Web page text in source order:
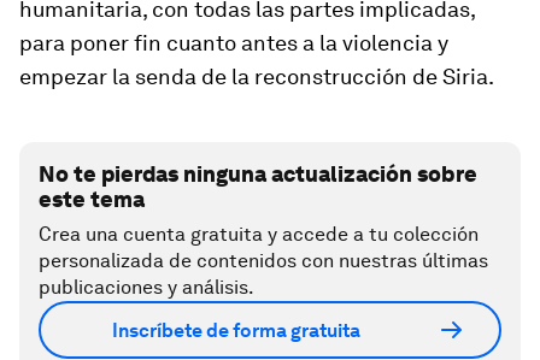
humanitaria, con todas las partes implicadas,
para poner fin cuanto antes a la violencia y
empezar la senda de la reconstrucción de Siria.
No te pierdas ninguna actualización sobre
este tema
Crea una cuenta gratuita y accede a tu colección
personalizada de contenidos con nuestras últimas
publicaciones y análisis.
Inscríbete de forma gratuita